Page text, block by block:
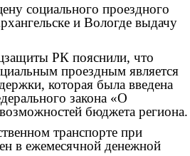
социального проездного
и Вологде выдачу
РК пояснили, что
проездным является
которая была введена
закона «О
бюджета региона.
транспорте при
в ежемесячной денежной